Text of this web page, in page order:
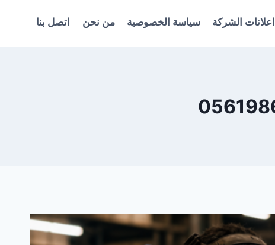
اعلانات الشركة سياسة الخصوصية من نحن اتصل بنا